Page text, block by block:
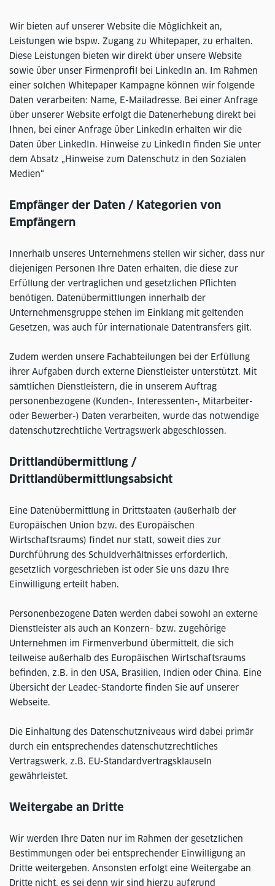
Wir bieten auf unserer Website die Möglichkeit an,
Leistungen wie bspw. Zugang zu Whitepaper, zu erhalten.
Diese Leistungen bieten wir direkt über unsere Website
sowie über unser Firmenprofil bei LinkedIn an. Im Rahmen
einer solchen Whitepaper Kampagne können wir folgende
Daten verarbeiten: Name, E-Mailadresse. Bei einer Anfrage
über unserer Website erfolgt die Datenerhebung direkt bei
Ihnen, bei einer Anfrage über LinkedIn erhalten wir die
Daten über LinkedIn. Hinweise zu LinkedIn finden Sie unter
dem Absatz „Hinweise zum Datenschutz in den Sozialen
Medien“
Empfänger der Daten / Kategorien von
Empfängern
Innerhalb unseres Unternehmens stellen wir sicher, dass nur
diejenigen Personen Ihre Daten erhalten, die diese zur
Erfüllung der vertraglichen und gesetzlichen Pflichten
benötigen. Datenübermittlungen innerhalb der
Unternehmensgruppe stehen im Einklang mit geltenden
Gesetzen, was auch für internationale Datentransfers gilt.
Zudem werden unsere Fachabteilungen bei der Erfüllung
ihrer Aufgaben durch externe Dienstleister unterstützt. Mit
sämtlichen Dienstleistern, die in unserem Auftrag
personenbezogene (Kunden-, Interessenten-, Mitarbeiter-
oder Bewerber-) Daten verarbeiten, wurde das notwendige
datenschutzrechtliche Vertragswerk abgeschlossen.
Drittlandübermittlung /
Drittlandübermittlungsabsicht
Eine Datenübermittlung in Drittstaaten (außerhalb der
Europäischen Union bzw. des Europäischen
Wirtschaftsraums) findet nur statt, soweit dies zur
Durchführung des Schuldverhältnisses erforderlich,
gesetzlich vorgeschrieben ist oder Sie uns dazu Ihre
Einwilligung erteilt haben.
Personenbezogene Daten werden dabei sowohl an externe
Dienstleister als auch an Konzern- bzw. zugehörige
Unternehmen im Firmenverbund übermittelt, die sich
teilweise außerhalb des Europäischen Wirtschaftsraums
befinden, z.B. in den USA, Brasilien, Indien oder China. Eine
Übersicht der Leadec-Standorte finden Sie auf unserer
Webseite.
Die Einhaltung des Datenschutzniveaus wird dabei primär
durch ein entsprechendes datenschutzrechtliches
Vertragswerk, z.B. EU-Standardvertragsklauseln
gewährleistet.
Weitergabe an Dritte
Wir werden Ihre Daten nur im Rahmen der gesetzlichen
Bestimmungen oder bei entsprechender Einwilligung an
Dritte weitergeben. Ansonsten erfolgt eine Weitergabe an
Dritte nicht, es sei denn wir sind hierzu aufgrund